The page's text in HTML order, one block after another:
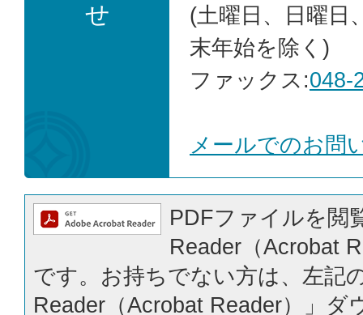
せ
(土曜日、日曜日
末年始を除く)
ファックス:048-
メールでのお問
PDFファイルを閲
Reader（Acrobat
です。お持ちでない方は、左記
Reader（Acrobat Reader）」ダ